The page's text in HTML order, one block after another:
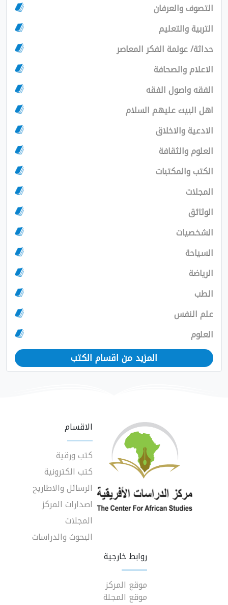
التصوف والعرفان
التربية والتعليم
حداثة/ عولمة الفكر المعاصر
الاعلام والصحافة
الفقه واصول الفقه
اهل البيت عليهم السلام
الادعية والاخلاق
العلوم والثقافة
الكتب والمكتبات
المجلات
الوثائق
الشخصيات
السياحة
الرياضة
الطب
علم النفس
العلوم
المزيد من اقسام الكتب
الاقسام
كتب ورقية
كتب الكترونية
الرسائل والاطاريح
اصدارات المركز
المجلات
البحوث والدراسات
روابط خارجية
موقع المركز
موقع المجلة